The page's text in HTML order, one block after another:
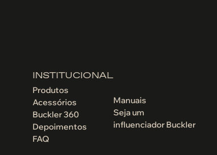
INSTITUCIONAL
Produtos
Acessórios
Buckler 360
Depoimentos
FAQ
Manuais
Seja um
influenciador Buckler